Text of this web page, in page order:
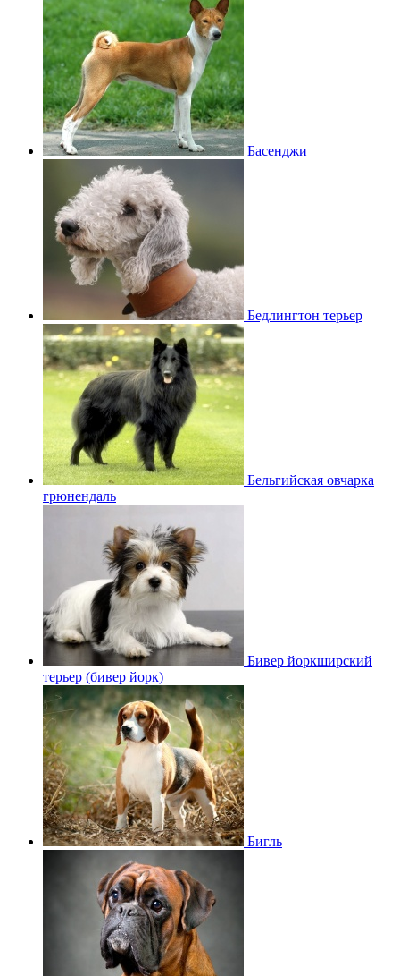
Басенджи
Бедлингтон терьер
Бельгийская овчарка
грюнендаль
Бивер йоркширский
терьер (бивер йорк)
Бигль